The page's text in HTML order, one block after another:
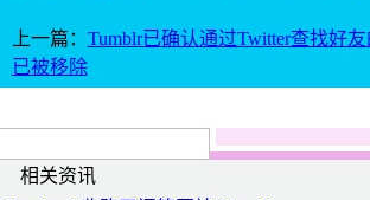
上一篇： Tumblr已确认通过Twitter查找好
已被移除
相关资讯